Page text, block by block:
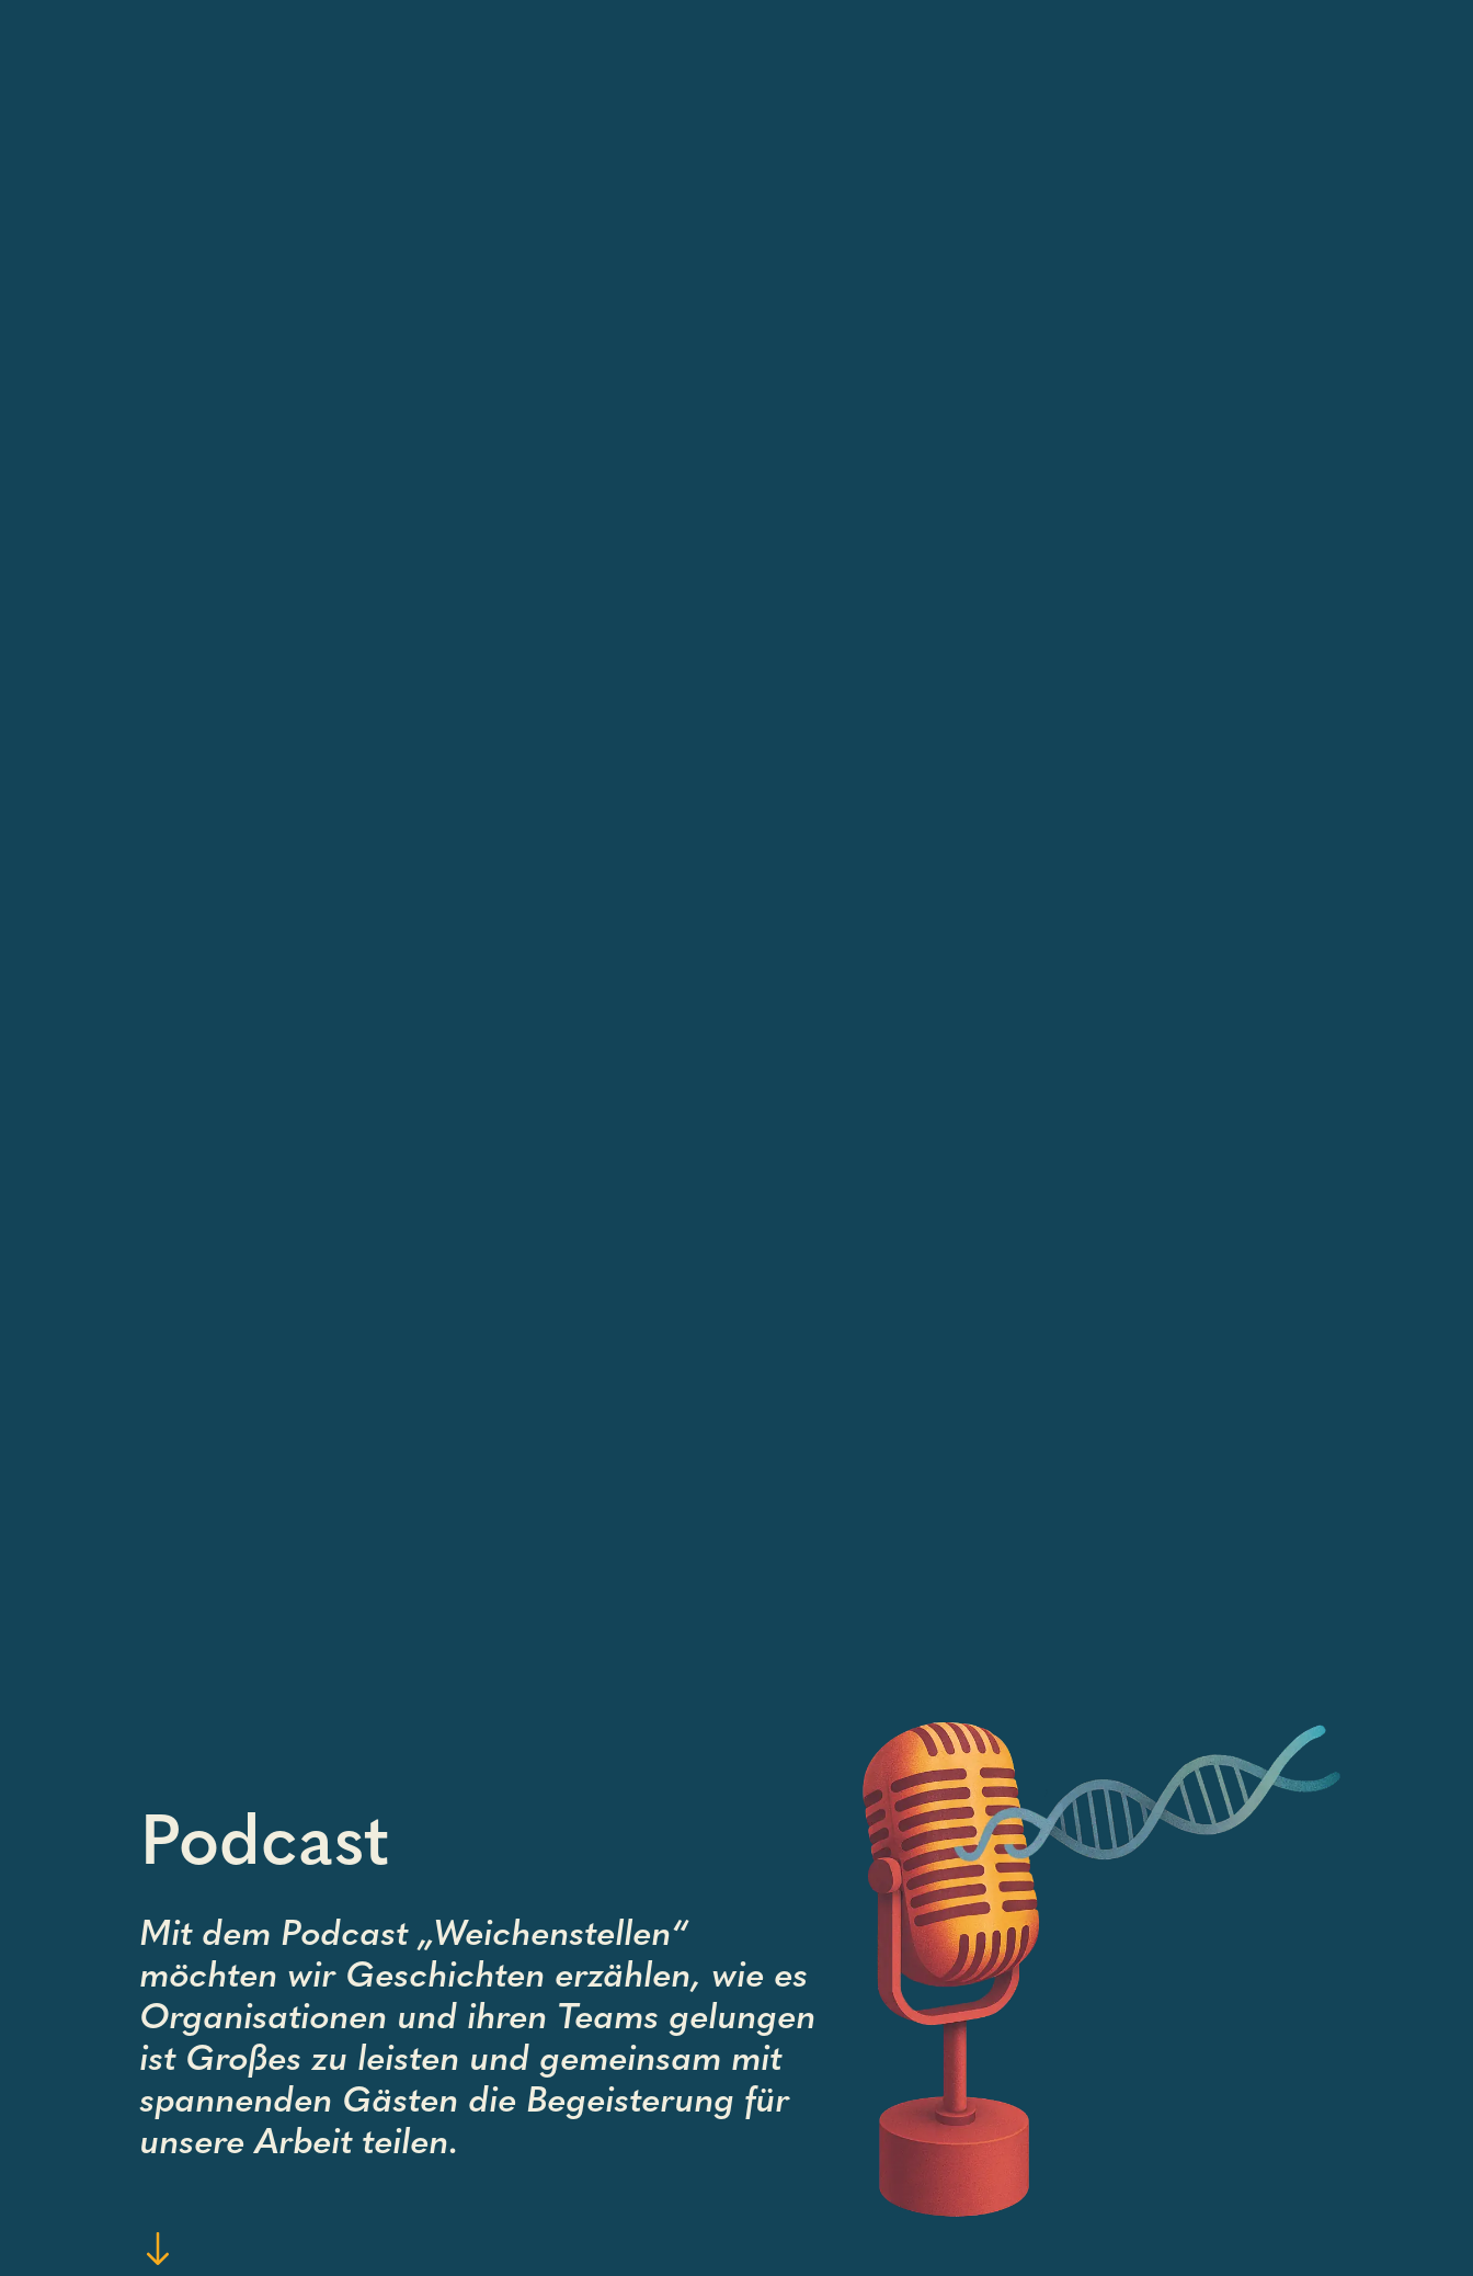
Podcast
Mit dem Podcast „Weichenstellen“
möchten wir Geschichten erzählen, wie es
Organisationen und ihren Teams gelungen
ist Großes zu leisten und gemeinsam mit
spannenden Gästen die Begeisterung für
unsere Arbeit teilen.
Weiterscrollen